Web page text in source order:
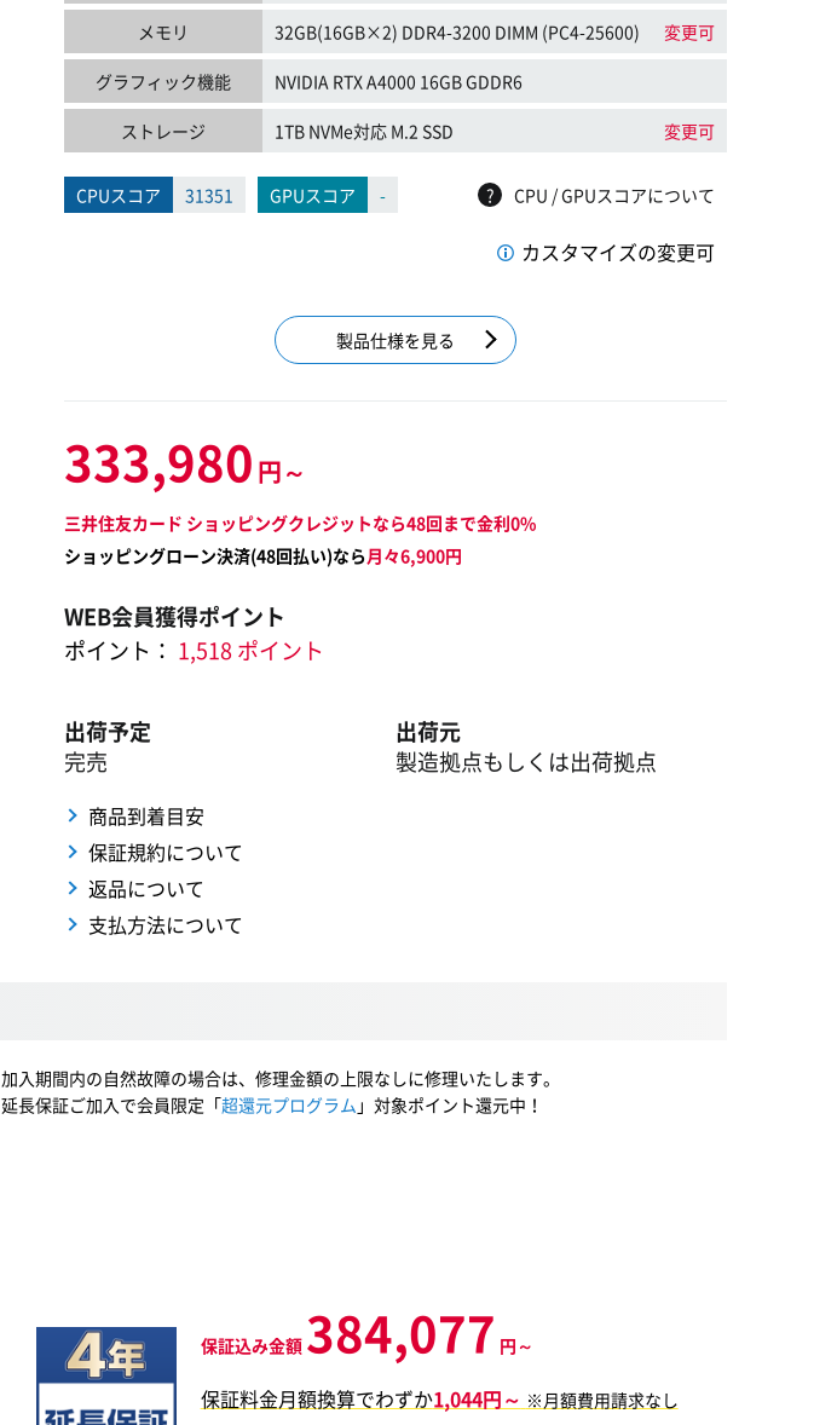
メモリ 32GB(16GB×2) DDR4-3200 DIMM (PC4-25600) 変更可
グラフィック機能 NVIDIA RTX A4000 16GB GDDR6
ストレージ 1TB NVMe対応 M.2 SSD 変更可
CPUスコア 31351 GPUスコア - ? CPU / GPUスコアについて
カスタマイズの変更可
製品仕様を見る
333,980 円～
三井住友カード ショッピングクレジットなら48回まで金利0%
ショッピングローン決済(48回払い)なら月々6,900円
WEB会員獲得ポイント
ポイント： 1,518 ポイント
出荷予定
完売
出荷元
製造拠点もしくは出荷拠点
商品到着目安
保証規約について
返品について
支払方法について
加入期間内の自然故障の場合は、修理金額の上限なしに修理いたします。
延長保証ご加入で会員限定「超還元プログラム 」対象ポイント還元中！
保証込み金額 384,077 円～
保証料金月額換算でわずか1,044円～ ※月額費用請求なし